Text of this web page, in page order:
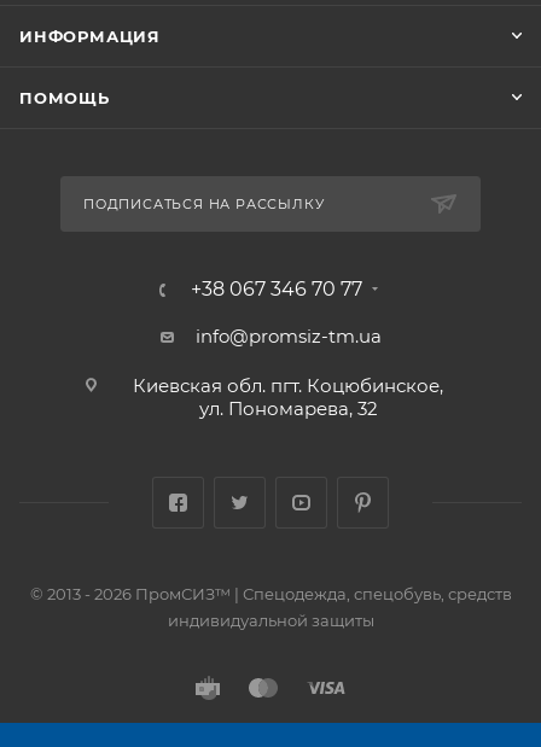
ИНФОРМАЦИЯ
ПОМОЩЬ
ПОДПИСАТЬСЯ НА РАССЫЛКУ
+38 067 346 70 77
info@promsiz-tm.ua
Киевская обл. пгт. Коцюбинское,
ул. Пономарева, 32
© 2013 - 2026 ПромСИЗ™ | Спецодежда, спецобувь, средств
индивидуальной защиты